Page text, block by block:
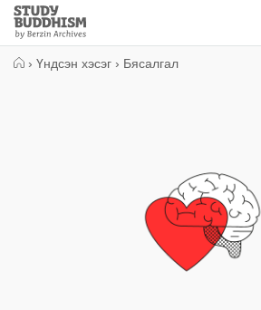
Close
Study
Buddhism
› Үндсэн хэсэг › Бясалгал